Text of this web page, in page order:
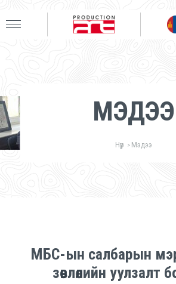
МЭДЭЭ
Нүүр > Мэдээ
МБС-ын салбарын
зөвлөлийн уулзалт